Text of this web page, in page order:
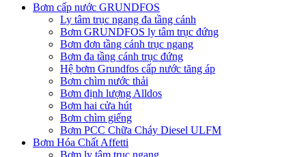
Bơm cấp nước GRUNDFOS
Ly tâm trục ngang đa tầng cánh
Bơm GRUNDFOS ly tâm trục đứng
Bơm đơn tầng cánh trục ngang
Bơm đa tầng cánh trục đứng
Hệ bơm Grundfos cấp nước tăng áp
Bơm chìm nước thải
Bơm định lượng Alldos
Bơm hai cửa hút
Bơm chìm giếng
Bơm PCC Chữa Cháy Diesel ULFM
Bơm Hóa Chất Affetti
Bơm ly tâm trục ngang